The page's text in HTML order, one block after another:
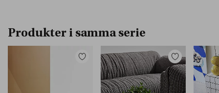
Produkter i samma serie
Lägg
favoriter
Lägg
till
i
favoriter